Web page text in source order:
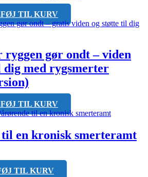
TIL KURV
ryggen gør ondt – viden
dig med rygsmerter
TIL KURV
en kronisk smerteramt
TIL KURV